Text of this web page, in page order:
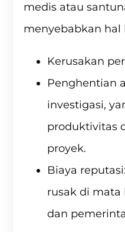
medis atau
menyebabkan hal
Kerusakan
Penghentian
investigasi,
produktivitas
proyek.
Biaya
rusak di mata
dan